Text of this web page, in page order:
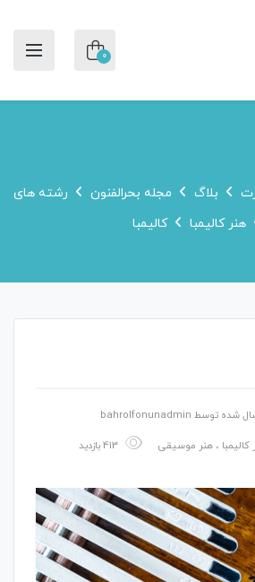
0
بلاگ مجله بحرالفنون
رشته های
هنر کالیمبا کالیمبا
شده توسط bahrolfonunadmin
کالیمبا ، هنر موسیقی